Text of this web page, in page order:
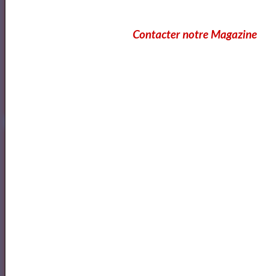
Contacter notre Magazine